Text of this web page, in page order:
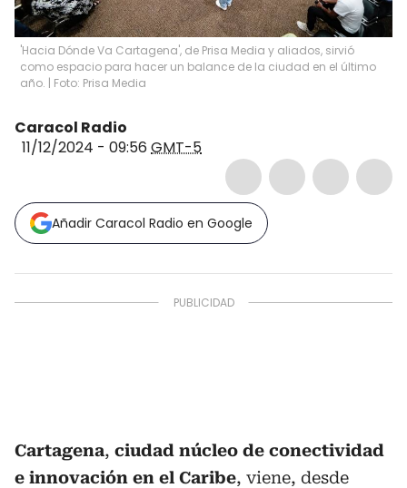
'Hacia Dónde Va Cartagena', de Prisa Media y aliados, sirvió
como espacio para hacer un balance de la ciudad en el último
año. | Foto: Prisa Media
Caracol Radio
11/12/2024 - 09:56 GMT-5
Añadir Caracol Radio en Google
Cartagena, ciudad núcleo de conectividad
e innovación en el Caribe, viene, desde